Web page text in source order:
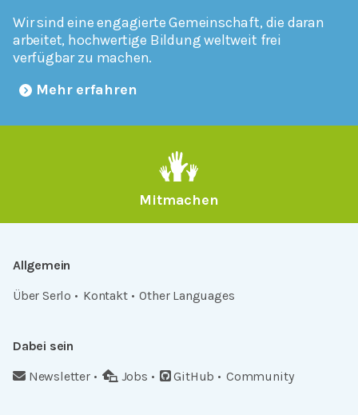
Wir sind eine engagierte Gemeinschaft, die daran
arbeitet, hochwertige Bildung weltweit frei
verfügbar zu machen.
Mehr erfahren
Mitmachen
Allgemein
Über Serlo
Kontakt Other Languages
Dabei sein
Newsletter
Jobs GitHub Community